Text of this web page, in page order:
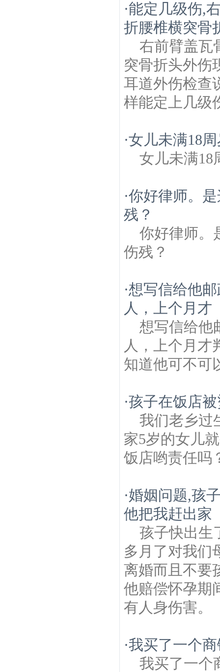
·能定几级伤,
折腰椎横突骨
右前臂盖瓦
突骨折头外伤
耳道外伤检查
样能定上几级
·女儿未满18
女儿未满18
·你好律师。
残？
你好律师。
伤残？
·想写信给他
人，上个月才
想写信给他
人，上个月才
知道他可不可
·孩子在饭店
我们老乡过
家5岁的女儿
饭店哟责任吗
·婚姻问题,孩
他把我赶出家
孩子快出生
多月了对我们
离婚而且不要
他赔偿怀孕期
有人身伤害。
·我买了一个
我买了一个